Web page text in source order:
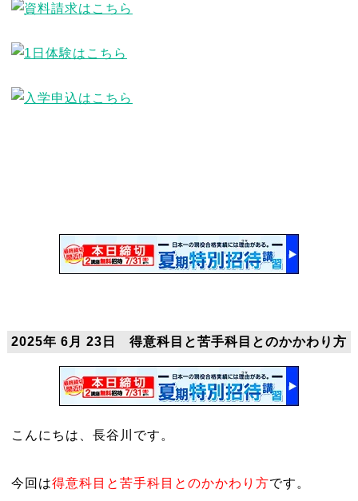
2025年 6月 23日 得意科目と苦手科目とのかかわり方
こんにちは、長谷川です。
今回は得意科目と苦手科目とのかかわり方です。